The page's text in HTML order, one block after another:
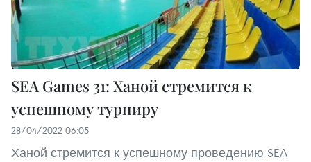
SEA Games 31: Ханой стремится к
успешному турниру
28/04/2022 06:05
Ханой стремится к успешному проведению SEA